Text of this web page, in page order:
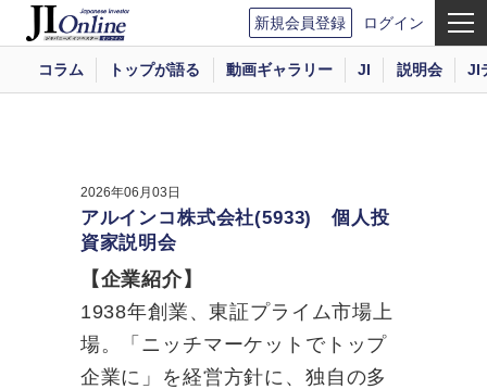
新規会員登録 ログイン
コラム トップが語る 動画ギャラリー JI 説明会 JI
2026年06月03日
アルインコ株式会社(5933) 個人投
資家説明会
【企業紹介】
1938年創業、東証プライム市場上
場。「ニッチマーケットでトップ
企業に」を経営方針に、独自の多